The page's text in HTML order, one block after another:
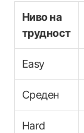
Ниво на
трудност
Easy
Среден
Hard